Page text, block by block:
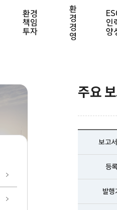
환경
책임
투자
환
경
경
영
인
양
주요
보고
등
발행